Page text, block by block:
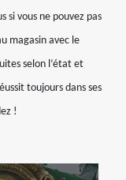
si vous ne pouvez pas
magasin avec le
selon l’état et
toujours dans ses
!